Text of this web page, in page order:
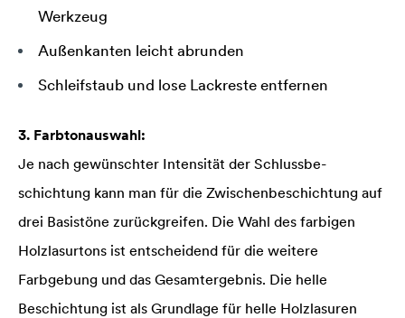
Werkzeug
Außenkanten leicht abrunden
Schleifstaub und lose Lackreste entfernen
3. Farbtonauswahl:
Je nach gewünschter Intensität der Schluss­­be­
schichtung kann man für die Zwischen­be­schich­­­tung auf
drei Basis­töne zurückgreifen. Die Wahl des farbigen
Holzlasurtons ist ent­scheidend für die weitere
Farbgebung und das Ge­samt­ergebnis. Die helle
Beschichtung ist als Grundlage für helle Holzlasuren